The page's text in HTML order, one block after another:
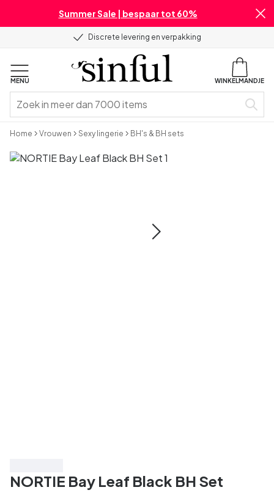
Summer Sale | bespaar tot 60%
Discrete levering en verpakking
MENU WINKELMANDJE
Home Vrouwen Sexy lingerie BH's & BH sets
NORTIE Bay Leaf Black BH Set